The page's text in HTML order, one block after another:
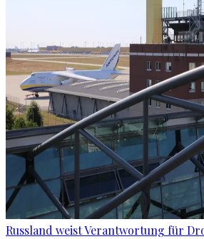
Russland weist Verantwortung für